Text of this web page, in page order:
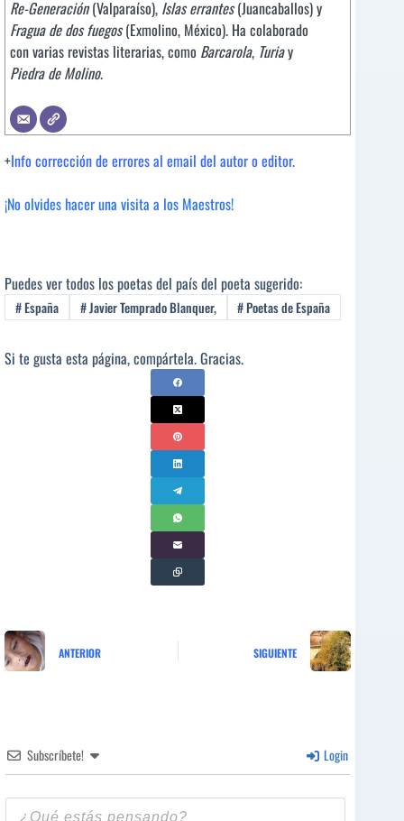
Re-Generación(Valparaíso), Islas errantes(Juancaballos) y
Fragua de dos fuegos(Exmolino, México). Ha colaborado
con varias revistas literarias, como Barcarola, Turiay
Piedra de Molino.
+Info corrección de errores al email del autor o editor.
¡No olvides hacer una visita a los Maestros!
Puedes ver todos los poetas del país del poeta sugerido:
#España #Javier Temprado Blanquer, #Poetas de España
Si te gusta esta página, compártela. Gracias.
ANTERIOR SIGUIENTE
Subscríbete! Login